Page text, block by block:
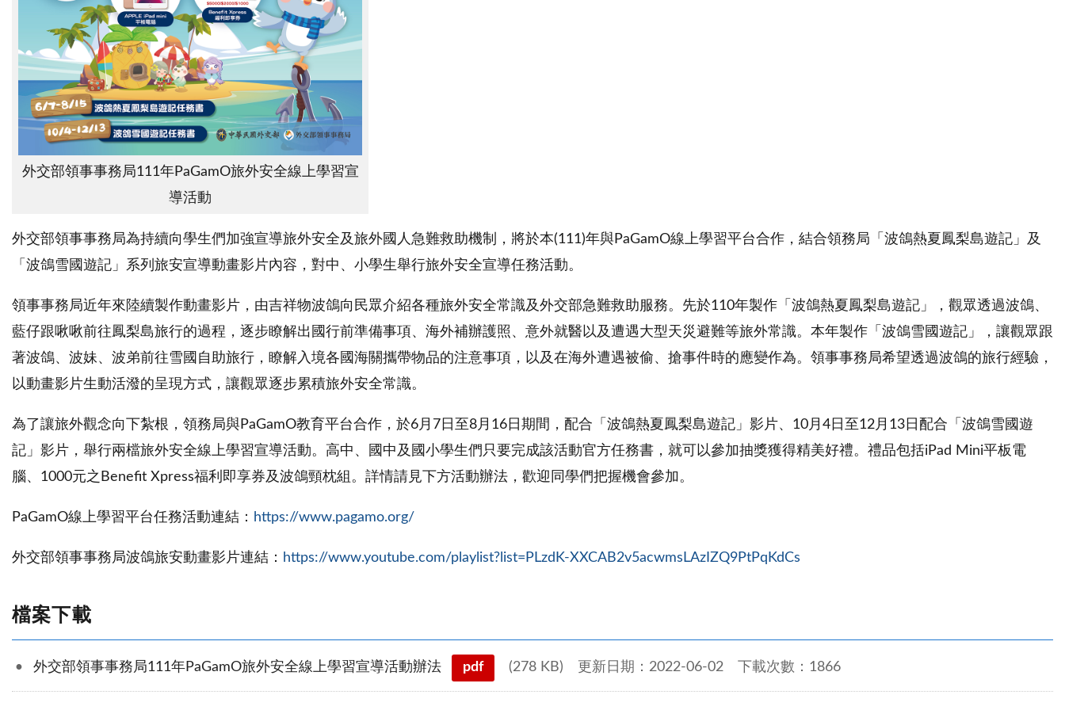
外交部領事事務局111年PaGamO旅外安全線上學習宣
導活動
外交部領事事務局為持續向學生們加強宣導旅外安全及旅外國人急難救助機制，將於本(111)年與PaGamO線上學習平台合作，結合領務局「波鴿熱夏鳳梨島遊記」及
「波鴿雪國遊記」系列旅安宣導動畫影片內容，對中、小學生舉行旅外安全宣導任務活動。
領事事務局近年來陸續製作動畫影片，由吉祥物波鴿向民眾介紹各種旅外安全常識及外交部急難救助服務。先於110年製作「波鴿熱夏鳳梨島遊記」，觀眾透過波鴿、
藍仔跟啾啾前往鳳梨島旅行的過程，逐步瞭解出國行前準備事項、海外補辦護照、意外就醫以及遭遇大型天災避難等旅外常識。本年製作「波鴿雪國遊記」，讓觀眾跟
著波鴿、波妹、波弟前往雪國自助旅行，瞭解入境各國海關攜帶物品的注意事項，以及在海外遭遇被偷、搶事件時的應變作為。領事事務局希望透過波鴿的旅行經驗，
以動畫影片生動活潑的呈現方式，讓觀眾逐步累積旅外安全常識。
為了讓旅外觀念向下紮根，領務局與PaGamO教育平台合作，於6月7日至8月16日期間，配合「波鴿熱夏鳳梨島遊記」影片、10月4日至12月13日配合「波鴿雪國遊
記」影片，舉行兩檔旅外安全線上學習宣導活動。高中、國中及國小學生們只要完成該活動官方任務書，就可以參加抽獎獲得精美好禮。禮品包括iPad Mini平板電
腦、1000元之Benefit Xpress福利即享券及波鴿頸枕組。詳情請見下方活動辦法，歡迎同學們把握機會參加。
PaGamO線上學習平台任務活動連結： https://www.pagamo.org/
外交部領事事務局波鴿旅安動畫影片連結： https://www.youtube.com/playlist?list=PLzdK-XXCAB2v5acwmsLAzIZQ9PtPqKdCs
檔案下載
外交部領事事務局111年PaGamO旅外安全線上學習宣導活動辦法 pdf (278 KB) 更新日期：2022-06-02 下載次數：1866